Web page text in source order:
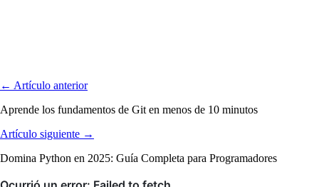
← Artículo anterior
Aprende los fundamentos de Git en menos de 10 minutos
Artículo siguiente →
Domina Python en 2025: Guía Completa para Programadores